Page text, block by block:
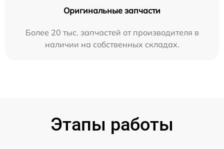
Оригинальные запчасти
Более 20 тыс. запчастей от производителя в
наличии на собственных складах.
Этапы работы